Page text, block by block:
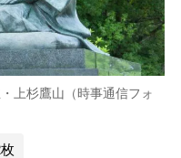
上杉鷹山（時事通信フォ